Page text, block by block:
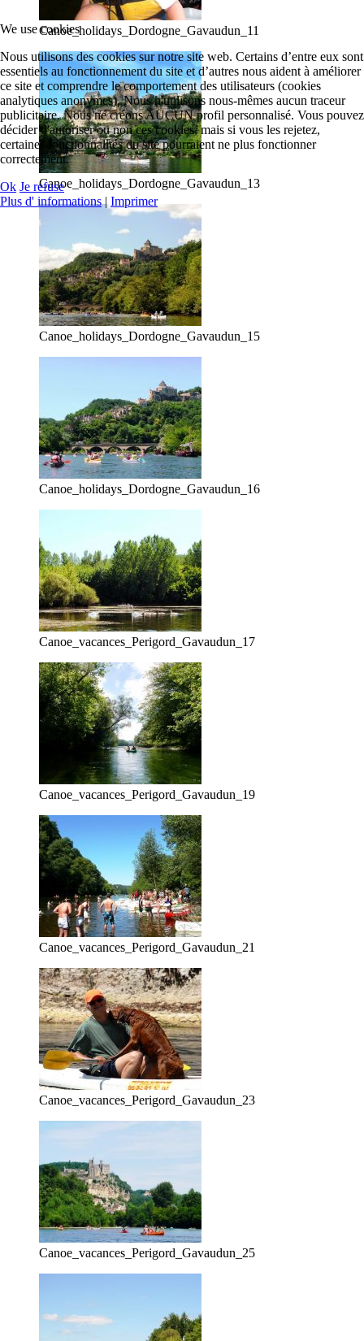
Canoe_holidays_Dordogne_Gavaudun_11
Canoe_holidays_Dordogne_Gavaudun_13
Canoe_holidays_Dordogne_Gavaudun_15
Canoe_holidays_Dordogne_Gavaudun_16
Canoe_vacances_Perigord_Gavaudun_17
Canoe_vacances_Perigord_Gavaudun_19
Canoe_vacances_Perigord_Gavaudun_21
Canoe_vacances_Perigord_Gavaudun_23
Canoe_vacances_Perigord_Gavaudun_25
We use cookies
Nous utilisons des cookies sur notre site web. Certains d’entre eux sont
essentiels au fonctionnement du site et d’autres nous aident à améliorer
ce site et comprendre le comportement des utilisateurs (cookies
analytiques anonymes). Nous n'utilisons nous-mêmes aucun traceur
publicitaire. Nous ne créons AUCUN profil personnalisé. Vous pouvez
décider d'autoriser ou non ces cookies, mais si vous les rejetez,
certaines fonctionnalités du site pourraient ne plus fonctionner
correctement.
Ok Je refuse
Plus d' informations|Imprimer